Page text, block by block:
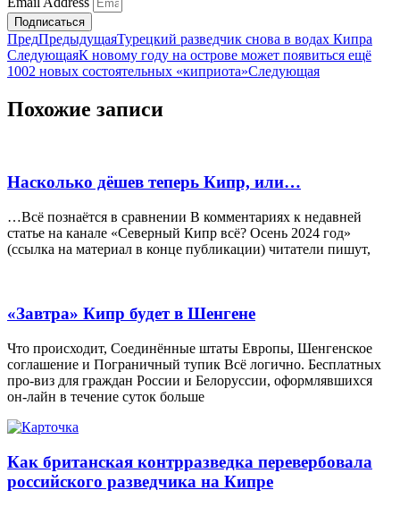
Подписаться
ПредПредыдущаяТурецкий разведчик снова в водах Кипра
СледующаяК новому году на острове может появиться ещё
1002 новых состоятельных «киприота»Следующая
Похожие записи
Насколько дёшев теперь Кипр, или…
…Всё познаётся в сравнении В комментариях к недавней
статье на канале «Северный Кипр всё? Осень 2024 год»
(ссылка на материал в конце публикации) читатели пишут,
«Завтра» Кипр будет в Шенгене
Что происходит, Соединённые штаты Европы, Шенгенское
соглашение и Пограничный тупик Всё логично. Бесплатных
про-виз для граждан России и Белоруссии, оформлявшихся
он-лайн в течение суток больше
Как британская контрразведка перевербовала
российского разведчика на Кипре